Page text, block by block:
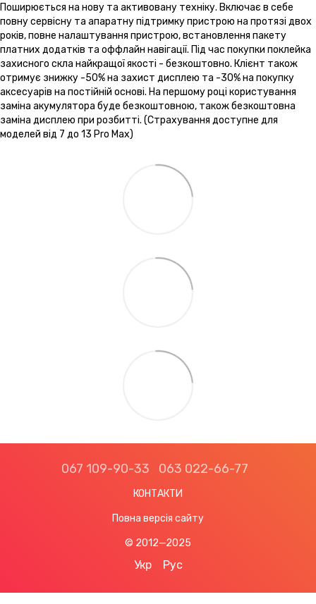
Поширюється на нову та активовану техніку. Включає в себе
повну сервісну та апаратну підтримку пристрою на протязі двох
років, повне налаштування пристрою, встановлення пакету
платних додатків та оффлайн навігації. Під час покупки поклейка
захисного скла найкращої якості - безкоштовно. Клієнт також
отримує знижку -50% на захист дисплею та -30% на покупку
аксесуарів на постійній основі. На першому році користування
заміна акумулятора буде безкоштовною, також безкоштовна
заміна дисплею при розбитті. (Страхування доступне для
моделей від 7 до 13 Pro Max)
067 109-90-33 063 022-66-77
КОНТАКТИ
Повна версія сайту
© 2012—2025
Укр Рус